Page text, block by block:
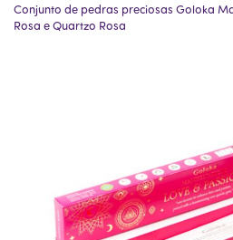
Conjunto de pedras preciosas Goloka
Rosa e Quartzo Rosa